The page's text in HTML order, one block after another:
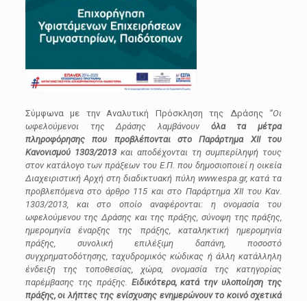
Σύμφωνα με την Αναλυτική Πρόσκληση της Δράσης “Οι
ωφελούμενοι της Δράσης λαμβάνουν όλα τα μέτρα
πληροφόρησης που προβλέπονται στο Παράρτημα XII του
Κανονισμού 1303/2013και αποδέχονται τη συμπερίληψή τους
στον κατάλογο των πράξεων του Ε.Π. που δημοσιοποιεί η οικεία
Διαχειριστική Αρχή στη διαδικτυακή πύλη www.espa.gr, κατά τα
προβλεπόμενα στο άρθρο 115 και στο Παράρτημα ΧΙΙ του Καν.
1303/2013, και στο οποίο αναφέρονται: η ονομασία του
ωφελούμενου της Δράσης και της πράξης, σύνοψη της πράξης,
ημερομηνία έναρξης της πράξης, καταληκτική ημερομηνία
πράξης, συνολική επιλέξιμη δαπάνη, ποσοστό
συγχρηματοδότησης, ταχυδρομικός κώδικας ή άλλη κατάλληλη
ένδειξη της τοποθεσίας, χώρα, ονομασία της κατηγορίας
παρέμβασης της πράξης. Ειδικότερα, κατά την υλοποίηση της
πράξης, οι λήπτες της ενίσχυσης ενημερώνουν το κοινό σχετικά